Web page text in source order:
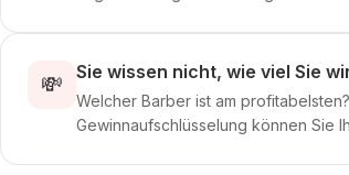
💸 Sie wissen nicht, wie viel Sie
Welcher Barber ist am
Gewinnaufschlüsselung können Sie